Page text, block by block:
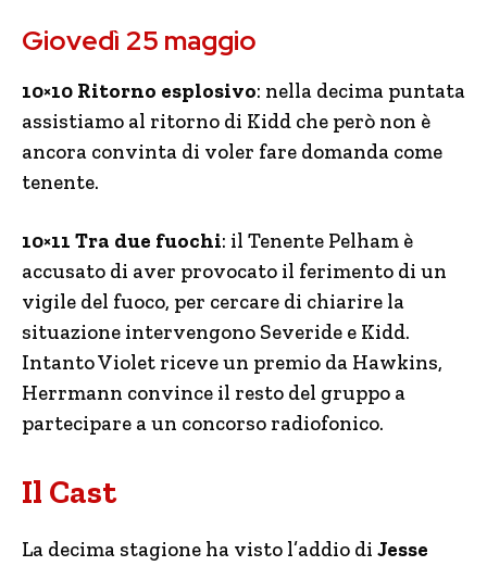
Giovedì 25 maggio
10×10 Ritorno esplosivo: nella decima puntata
assistiamo al ritorno di Kidd che però non è
ancora convinta di voler fare domanda come
tenente.
10×11 Tra due fuochi: il Tenente Pelham è
accusato di aver provocato il ferimento di un
vigile del fuoco, per cercare di chiarire la
situazione intervengono Severide e Kidd.
Intanto Violet riceve un premio da Hawkins,
Herrmann convince il resto del gruppo a
partecipare a un concorso radiofonico.
Il Cast
La decima stagione ha visto l’addio di Jesse